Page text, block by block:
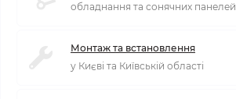
обладнання та сонячних панелей
Монтаж та встановлення
у Києві та Київській області